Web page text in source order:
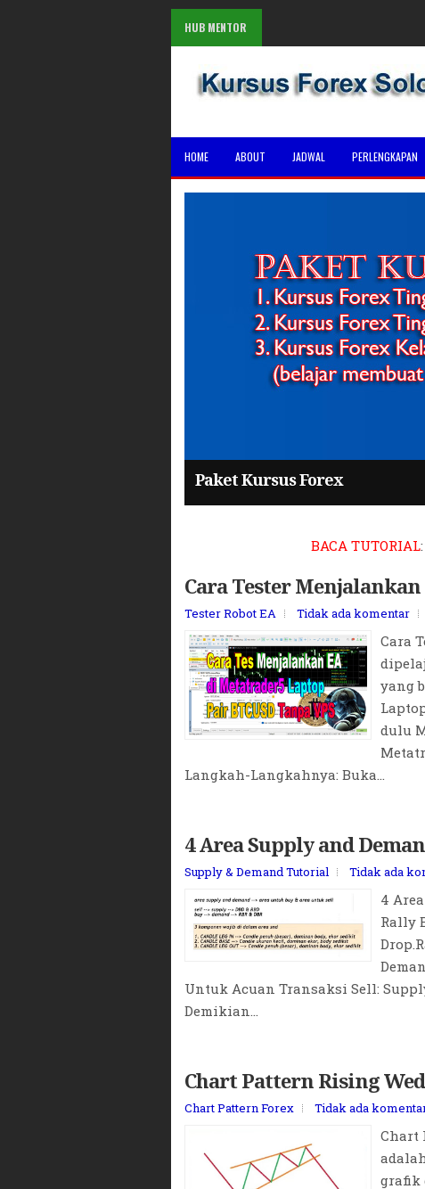
HUB MENTOR
HOME ABOUT JADWAL PERLENGKAPAN
Paket Kursus Forex
Perlengkapan Kursus Forex
Kursus Membuat EA
Kelas Kursus Forex
Cara Tester Menjalankan
Tidak ada komentar
yang
dulu
Langkah-Langkahnya: Buka...
4 Area Supply and
Supply & Demand Tutorial
Rally
Untuk Acuan Transaksi Sell:
Demikian...
Chart Pattern Rising
Tidak ada
grafik